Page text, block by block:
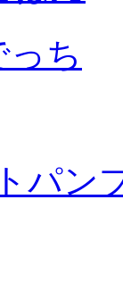
っち
パン